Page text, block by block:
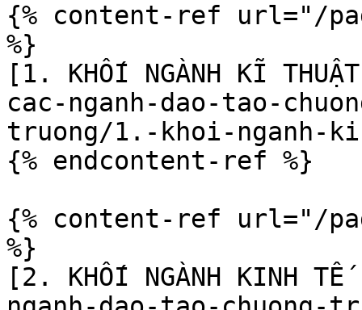
{% content-ref url="/
%}
[1. KHỐI NGÀNH KĨ
cac-nganh-dao-tao-
truong/1.-khoi-nganh-
{% endcontent-ref %}
{% content-ref url="/
%}
[2. KHỐI NGÀNH KINH